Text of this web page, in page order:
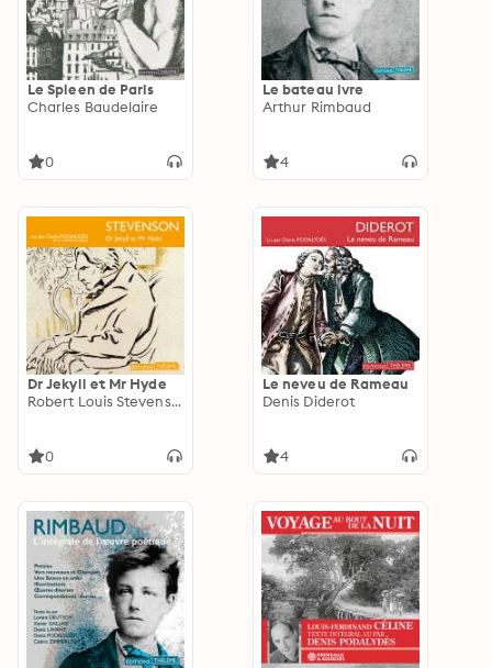
Le Spleen de Paris
Charles Baudelaire
0
Le bateau ivre
Arthur Rimbaud
4
Dr Jekyll et Mr Hyde
Robert Louis Stevenson
0
Le neveu de Rameau
Denis Diderot
4